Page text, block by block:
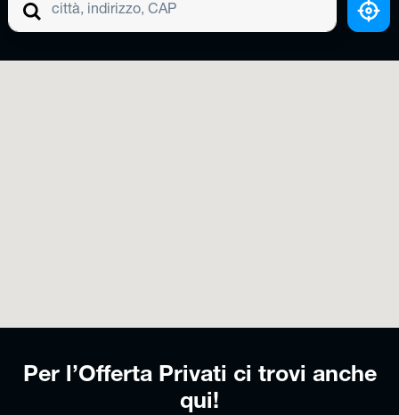
Cerca Agenzia
Per l’Offerta Privati ci trovi anche
qui!